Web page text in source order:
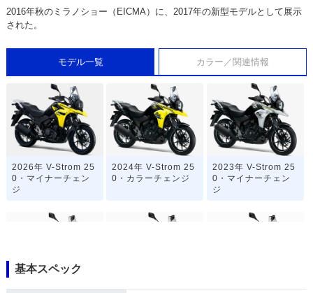
2016年秋のミラノショー（EICMA）に、2017年の新型モデルとして展示
された。
モデル一覧 カラー／関連情報
2026年 V-Strom 25
0・マイナーチェン
ジ
2024年 V-Strom 25
0・カラーチェンジ
2023年 V-Strom 25
0・マイナーチェン
ジ
基本スペック